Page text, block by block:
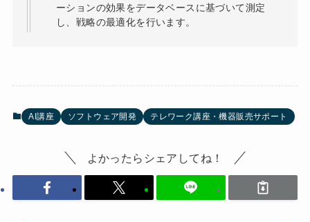
ーションの効果をデータベースに基づいて測定
し、戦略の最適化を行います。
AI講座 ソフトウェア開発 テレワーク講座・機器販売サポート
よかったらシェアしてね！